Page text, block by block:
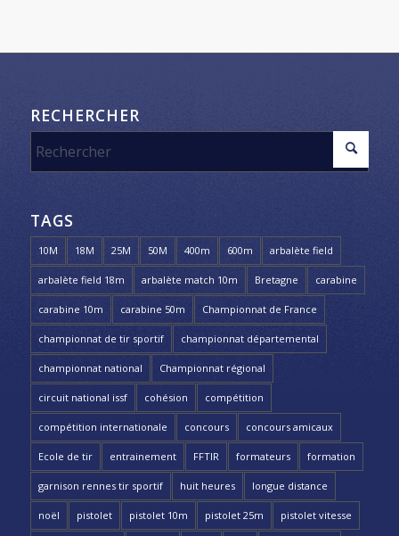
RECHERCHER
TAGS
10M 18M 25M 50M 400m 600m arbalète field
arbalète field 18m arbalète match 10m Bretagne carabine
carabine 10m carabine 50m Championnat de France
championnat de tir sportif championnat départemental
championnat national Championnat régional
circuit national issf cohésion compétition
compétition internationale concours concours amicaux
Ecole de tir entrainement FFTIR formateurs formation
garnison rennes tir sportif huit heures longue distance
noël pistolet pistolet 10m pistolet 25m pistolet vitesse